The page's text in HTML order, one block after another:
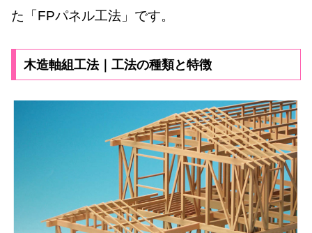
た「FPパネル工法」です。
木造軸組工法｜工法の種類と特徴